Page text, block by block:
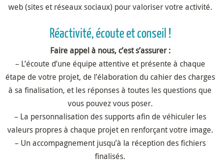
web (sites et réseaux sociaux) pour valoriser votre activité.
Réactivité, écoute et conseil !
Faire appel à nous, c’est s’assurer :
– L’écoute d’une équipe attentive et présente à chaque
étape de votre projet, de l’élaboration du cahier des charges
à sa finalisation, et les réponses à toutes les questions que
vous pouvez vous poser.
– La personnalisation des supports afin de véhiculer les
valeurs propres à chaque projet en renforçant votre image.
– Un accompagnement jusqu’à la réception des fichiers
finalisés.